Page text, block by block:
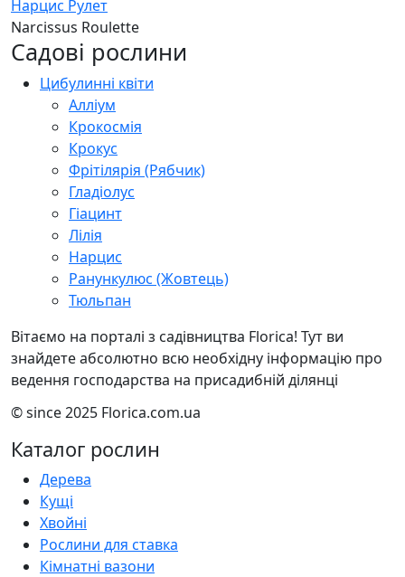
Нарцис Рулет
Narcissus Roulette
Садові рослини
Цибулинні квіти
Алліум
Крокосмія
Крокус
Фрітілярія (Рябчик)
Гладіолус
Гіацинт
Лілія
Нарцис
Ранункулюс (Жовтець)
Тюльпан
Вітаємо на порталі з садівництва Florica! Тут ви
знайдете абсолютно всю необхідну інформацію про
ведення господарства на присадибній ділянці
© since 2025 Florica.com.ua
Каталог рослин
Дерева
Кущі
Хвойні
Рослини для ставка
Кімнатні вазони